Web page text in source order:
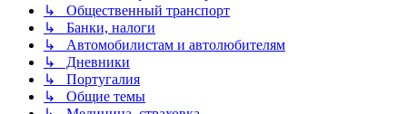
↳ Общественный транспорт
↳ Банки, налоги
↳ Автомобилистам и автолюбителям
↳ Дневники
↳ Португалия
↳ Общие темы